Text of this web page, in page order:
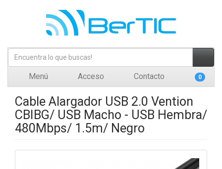
Menú Acceso Contacto 0
Cable Alargador USB 2.0 Vention
CBIBG/ USB Macho - USB Hembra/
480Mbps/ 1.5m/ Negro